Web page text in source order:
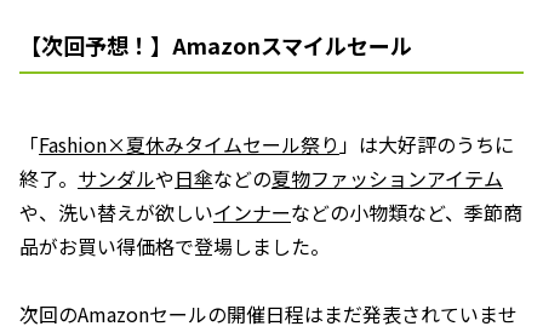
【次回予想！】Amazonスマイルセール
「Fashion×夏休みタイムセール祭り」は大好評のうちに
終了。 サンダルや日傘などの夏物ファッションアイテム
や、洗い替えが欲しいインナーなどの小物類など、季節商
品がお買い得価格で登場しました。
次回のAmazonセールの開催日程はまだ発表されていませ